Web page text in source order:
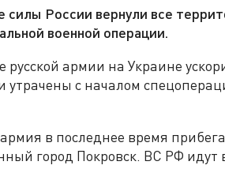
силы России вернули все
военной операции.
армии на Украине
утрачены с началом
в последнее время
город Покровск. ВС РФ идут